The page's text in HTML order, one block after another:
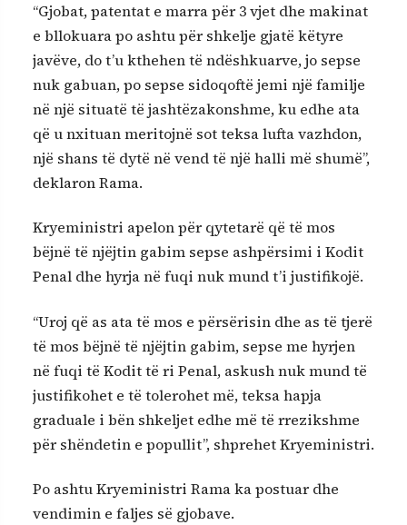
“Gjobat, patentat e marra për 3 vjet dhe makinat
e bllokuara po ashtu për shkelje gjatë këtyre
javëve, do t’u kthehen të ndëshkuarve, jo sepse
nuk gabuan, po sepse sidoqoftë jemi një familje
në një situatë të jashtëzakonshme, ku edhe ata
që u nxituan meritojnë sot teksa lufta vazhdon,
një shans të dytë në vend të një halli më shumë”,
deklaron Rama.
Kryeministri apelon për qytetarë që të mos
bëjnë të njëjtin gabim sepse ashpërsimi i Kodit
Penal dhe hyrja në fuqi nuk mund t’i justifikojë.
“Uroj që as ata të mos e përsërisin dhe as të tjerë
të mos bëjnë të njëjtin gabim, sepse me hyrjen
në fuqi të Kodit të ri Penal, askush nuk mund të
justifikohet e të tolerohet më, teksa hapja
graduale i bën shkeljet edhe më të rrezikshme
për shëndetin e popullit”, shprehet Kryeministri.
Po ashtu Kryeministri Rama ka postuar dhe
vendimin e faljes së gjobave.